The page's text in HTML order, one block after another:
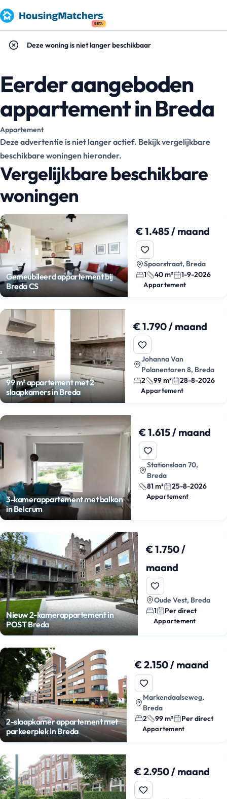
BETA
Deze woning is niet langer beschikbaar
Eerder aangeboden
appartement in Breda
Appartement
Deze advertentie is niet langer actief. Bekijk vergelijkbare
beschikbare woningen hieronder.
Vergelijkbare beschikbare
woningen
Gemeubileerd appartement bij
Breda CS
€ 1.485 / maand
Spoorstraat, Breda
1
40 m² 1-9-2026
Appartement
99 m² appartement met 2
slaapkamers in Breda
€ 1.790 / maand
Johanna Van
Polanentoren 8, Breda
2
99 m² 28-8-2026
Appartement
3-kamerappartement met balkon
in Belcrum
€ 1.615 / maand
Stationslaan 70,
Breda
81 m²
25-8-2026
Appartement
Nieuw 2-kamerappartement in
POST Breda
€ 1.750 /
maand
Oude Vest, Breda
1
Per direct
Appartement
2-slaapkamer appartement met
parkeerplek in Breda
€ 2.150 / maand
Markendaalseweg,
Breda
2
99 m² Per direct
Appartement
€ 2.950 / maand